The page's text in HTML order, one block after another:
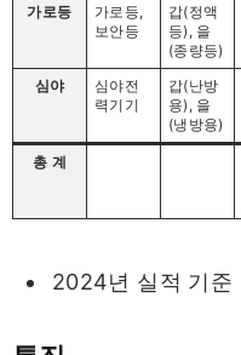
가로등
가로등,
보안등
갑(정액
등), 을
(종량등)
심야
심야전
력기기
갑(난방
용), 을
(냉방용)
총 계
2024년 실적 기준